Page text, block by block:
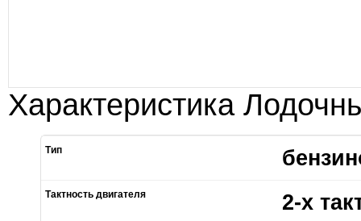
Характеристика
Тип
Тактность двигателя 2-х